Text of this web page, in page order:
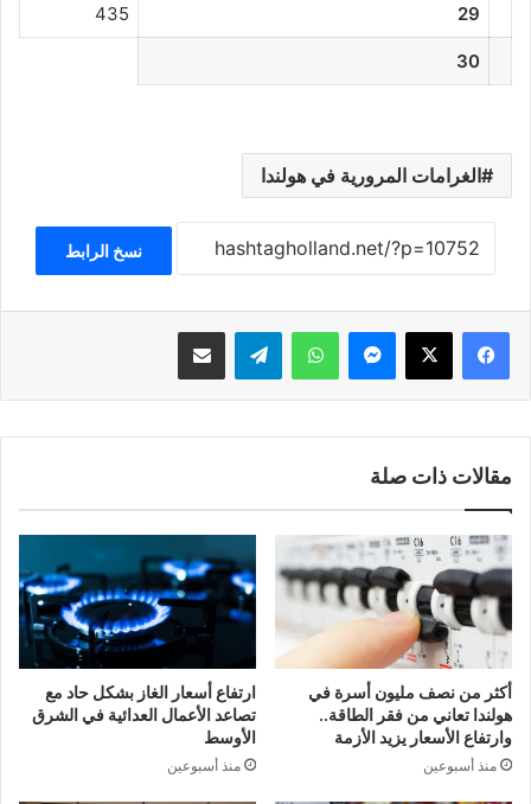
29
435
30
الغرامات المرورية في هولندا
نسخ الرابط
فيسبوك ‫X ماسنجر واتساب تيلقرام مشاركة عبر البريد
مقالات ذات صلة
أكثر من نصف مليون أسرة في
هولندا تعاني من فقر الطاقة..
وارتفاع الأسعار يزيد الأزمة
منذ أسبوعين
ارتفاع أسعار الغاز بشكل حاد مع
تصاعد الأعمال العدائية في الشرق
الأوسط
منذ أسبوعين